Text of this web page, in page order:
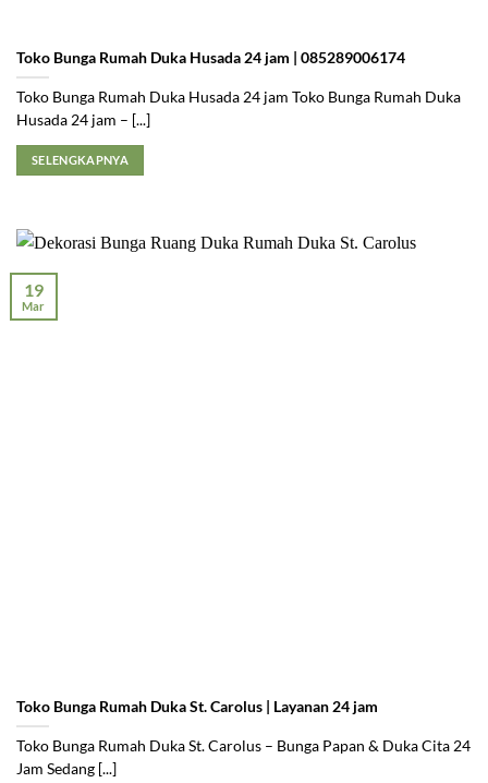
Toko Bunga Rumah Duka Husada 24 jam | 085289006174
Toko Bunga Rumah Duka Husada 24 jam Toko Bunga Rumah Duka
Husada 24 jam – [...]
SELENGKAPNYA
Toko Bunga Rumah Duka St. Carolus | Layanan 24 jam
Toko Bunga Rumah Duka St. Carolus – Bunga Papan & Duka Cita 24
Jam Sedang [...]
19
Mar